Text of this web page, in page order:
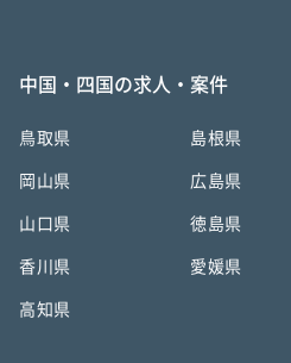
中国・四国の求人・案件
鳥取県 島根県
岡山県 広島県
山口県 徳島県
香川県 愛媛県
高知県